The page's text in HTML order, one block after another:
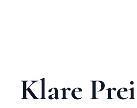
Klare